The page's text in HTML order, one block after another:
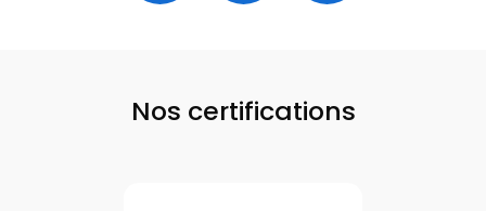
Nos certifications